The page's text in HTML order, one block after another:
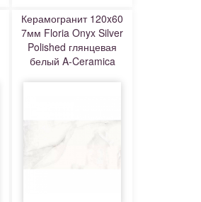
Керамогранит 120x60
7мм Floria Onyx Silver
Polished глянцевая
белый A-Ceramica